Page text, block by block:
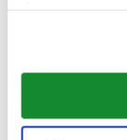
English